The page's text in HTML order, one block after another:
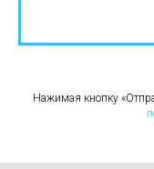
Нажимая кнопку